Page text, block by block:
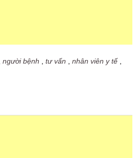
,người bệnh ,tư vấn ,nhân viên y tế,